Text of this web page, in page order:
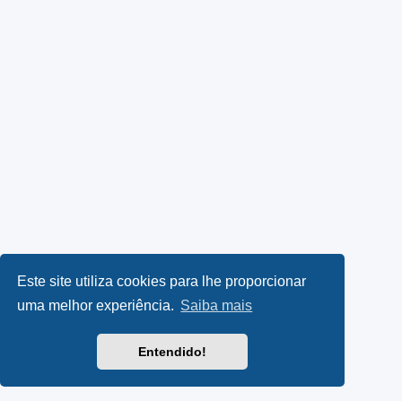
Este site utiliza cookies para lhe proporcionar
uma melhor experiência. Saiba mais
Entendido!